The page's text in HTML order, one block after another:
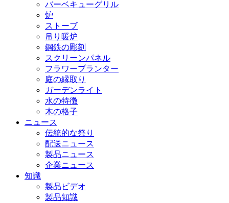
バーベキューグリル
炉
ストーブ
吊り暖炉
鋼鉄の彫刻
スクリーンパネル
フラワープランター
庭の縁取り
ガーデンライト
水の特徴
木の格子
ニュース
伝統的な祭り
配送ニュース
製品ニュース
企業ニュース
知識
製品ビデオ
製品知識